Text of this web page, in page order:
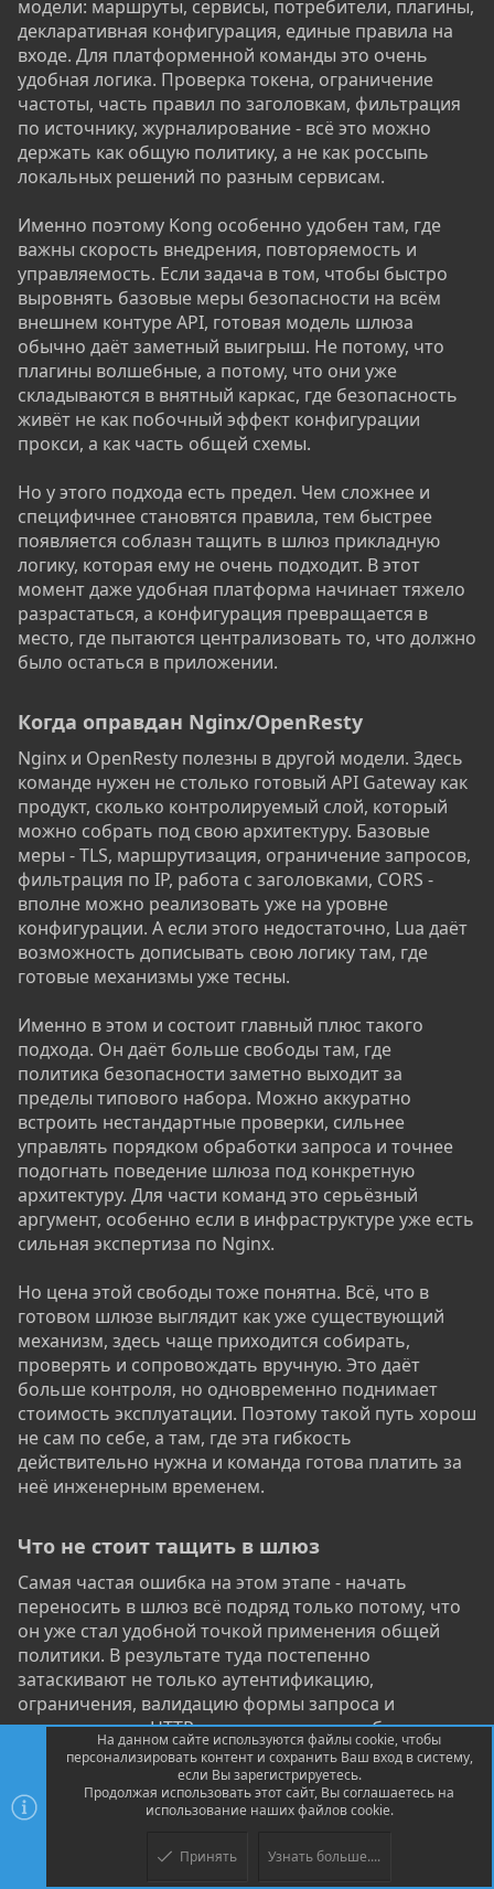
модели: маршруты, сервисы, потребители, плагины,
декларативная конфигурация, единые правила на
входе. Для платформенной команды это очень
удобная логика. Проверка токена, ограничение
частоты, часть правил по заголовкам, фильтрация
по источнику, журналирование - всё это можно
держать как общую политику, а не как россыпь
локальных решений по разным сервисам.
Именно поэтому Kong особенно удобен там, где
важны скорость внедрения, повторяемость и
управляемость. Если задача в том, чтобы быстро
выровнять базовые меры безопасности на всём
внешнем контуре API, готовая модель шлюза
обычно даёт заметный выигрыш. Не потому, что
плагины волшебные, а потому, что они уже
складываются в внятный каркас, где безопасность
живёт не как побочный эффект конфигурации
прокси, а как часть общей схемы.
Но у этого подхода есть предел. Чем сложнее и
специфичнее становятся правила, тем быстрее
появляется соблазн тащить в шлюз прикладную
логику, которая ему не очень подходит. В этот
момент даже удобная платформа начинает тяжело
разрастаться, а конфигурация превращается в
место, где пытаются централизовать то, что должно
было остаться в приложении.
Когда оправдан Nginx/OpenResty​
Nginx и OpenResty полезны в другой модели. Здесь
команде нужен не столько готовый API Gateway как
продукт, сколько контролируемый слой, который
можно собрать под свою архитектуру. Базовые
меры - TLS, маршрутизация, ограничение запросов,
фильтрация по IP, работа с заголовками, CORS -
вполне можно реализовать уже на уровне
конфигурации. А если этого недостаточно, Lua даёт
возможность дописывать свою логику там, где
готовые механизмы уже тесны.
Именно в этом и состоит главный плюс такого
подхода. Он даёт больше свободы там, где
политика безопасности заметно выходит за
пределы типового набора. Можно аккуратно
встроить нестандартные проверки, сильнее
управлять порядком обработки запроса и точнее
подогнать поведение шлюза под конкретную
архитектуру. Для части команд это серьёзный
аргумент, особенно если в инфраструктуре уже есть
сильная экспертиза по Nginx.
Но цена этой свободы тоже понятна. Всё, что в
готовом шлюзе выглядит как уже существующий
механизм, здесь чаще приходится собирать,
проверять и сопровождать вручную. Это даёт
больше контроля, но одновременно поднимает
стоимость эксплуатации. Поэтому такой путь хорош
не сам по себе, а там, где эта гибкость
действительно нужна и команда готова платить за
неё инженерным временем.
Что не стоит тащить в шлюз​
Самая частая ошибка на этом этапе - начать
переносить в шлюз всё подряд только потому, что
он уже стал удобной точкой применения общей
политики. В результате туда постепенно
затаскивают не только аутентификацию,
ограничения, валидацию формы запроса и
выравнивание HTTP-слоя, но и сложную бизнес-
авторизацию, предметные правила доступа,
ветвящуюся прикладную логику и всё, что требует
глубокого понимания самого сервиса.
На короткой дистанции это может даже выглядеть
На данном сайте используются файлы cookie, чтобы
персонализировать контент и сохранить Ваш вход в систему,
если Вы зарегистрируетесь.
Продолжая использовать этот сайт, Вы соглашаетесь на
использование наших файлов cookie.
Принять Узнать больше....